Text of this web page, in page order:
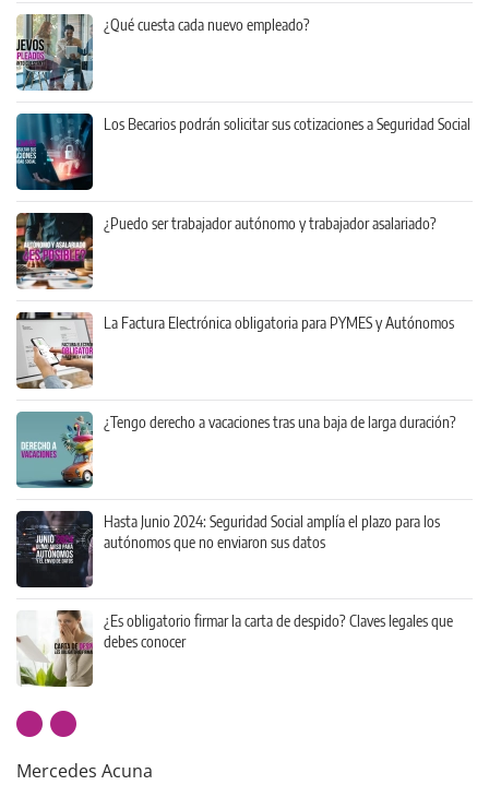
Mercedes Acuna
¿Qué cuesta cada nuevo empleado?
Los Becarios podrán solicitar sus cotizaciones a Seguridad Social
¿Puedo ser trabajador autónomo y trabajador asalariado?
La Factura Electrónica obligatoria para PYMES y Autónomos
¿Tengo derecho a vacaciones tras una baja de larga duración?
Hasta Junio 2024: Seguridad Social amplía el plazo para los
autónomos que no enviaron sus datos
¿Es obligatorio firmar la carta de despido? Claves legales que
debes conocer